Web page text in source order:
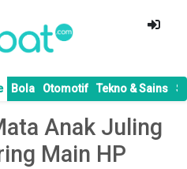
Bola Otomotif Tekno & Sains
Anak Juling
Main HP